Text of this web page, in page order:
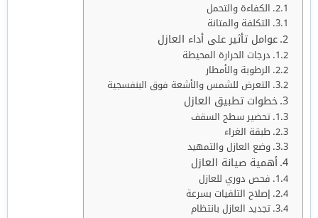
الكفاءة والتحمل
التكلفة والمتانة
عوامل تأثير على أداء العازل
درجات الحرارة المحيطة
الرطوبة والأمطار
التعرض للشمس والأشعة فوق البنفسجية
خطوات تطبيق العازل
تحضير سطح السقف
طبقة الغراء
وضع العازل والتمهيد
أهمية صيانة العازل
فحص دوري للعازل
إصلاح التلفيات بسرعة
تجديد العازل بانتظام